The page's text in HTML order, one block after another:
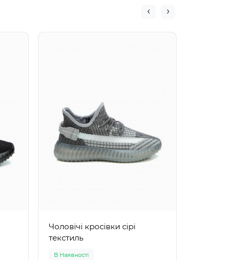
Чоловічі кросівки сірі
текстиль
В Наявності